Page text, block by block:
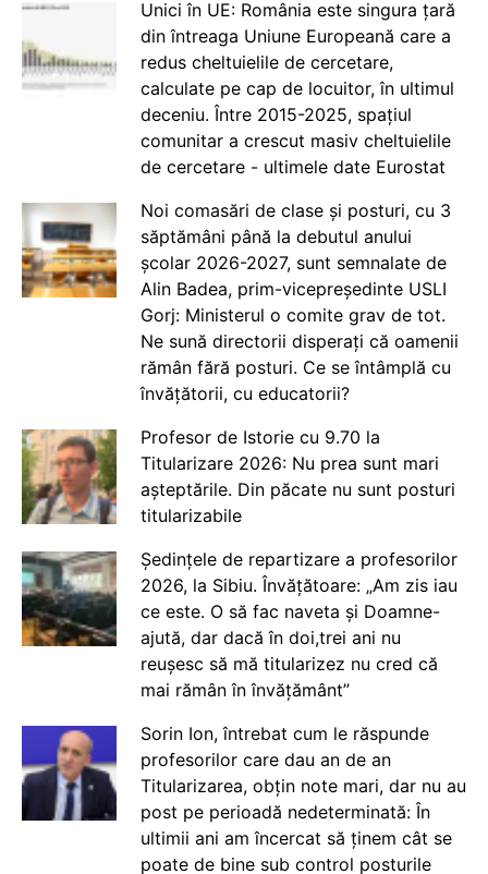
Unici în UE: România este singura țară
din întreaga Uniune Europeană care a
redus cheltuielile de cercetare,
calculate pe cap de locuitor, în ultimul
deceniu. Între 2015-2025, spațiul
comunitar a crescut masiv cheltuielile
de cercetare - ultimele date Eurostat
Noi comasări de clase și posturi, cu 3
săptămâni până la debutul anului
școlar 2026-2027, sunt semnalate de
Alin Badea, prim-vicepreședinte USLI
Gorj: Ministerul o comite grav de tot.
Ne sună directorii disperați că oamenii
rămân fără posturi. Ce se întâmplă cu
învățătorii, cu educatorii?
Profesor de Istorie cu 9.70 la
Titularizare 2026: Nu prea sunt mari
așteptările. Din păcate nu sunt posturi
titularizabile
Ședințele de repartizare a profesorilor
2026, la Sibiu. Învățătoare: „Am zis iau
ce este. O să fac naveta și Doamne-
ajută, dar dacă în doi,trei ani nu
reușesc să mă titularizez nu cred că
mai rămân în învățământ”
Sorin Ion, întrebat cum le răspunde
profesorilor care dau an de an
Titularizarea, obțin note mari, dar nu au
post pe perioadă nedeterminată: În
ultimii ani am încercat să ținem cât se
poate de bine sub control posturile